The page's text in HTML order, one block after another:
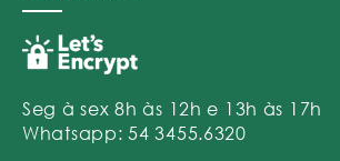
Seg à sex 8h às 12h e 13h às 17h
Whatsapp: 54 3455.6320